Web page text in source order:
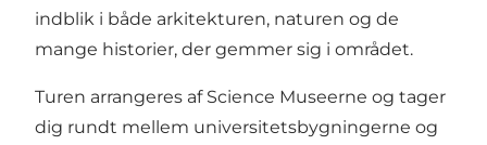
indblik i både arkitekturen, naturen og de
mange historier, der gemmer sig i området.
Turen arrangeres af Science Museerne og tager
dig rundt mellem universitetsbygningerne og